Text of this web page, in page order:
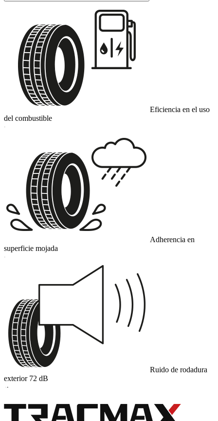
Eficiencia en el uso
del combustible
C
Adherencia en
superficie mojada
C
Ruido de rodadura
exterior 72 dB
A